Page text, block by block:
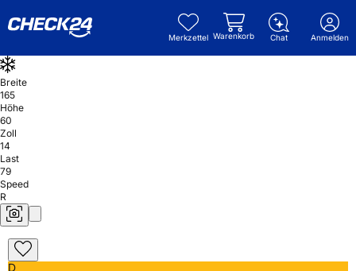
Merkzettel Warenkorb Chat Anmelden
Breite
165
Höhe
60
Zoll
14
Last
79
Speed
R
D